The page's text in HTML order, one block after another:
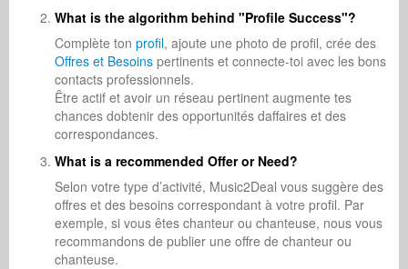
What is the algorithm behind "Profile Success"?
Complète ton profil, ajoute une photo de profil, crée des
Offres et Besoins pertinents et connecte-toi avec les bons
contacts professionnels.
Être actif et avoir un réseau pertinent augmente tes
chances dobtenir des opportunités daffaires et des
correspondances.
What is a recommended Offer or Need?
Selon votre type d’activité, Music2Deal vous suggère des
offres et des besoins correspondant à votre profil. Par
exemple, si vous êtes chanteur ou chanteuse, nous vous
recommandons de publier une offre de chanteur ou
chanteuse.